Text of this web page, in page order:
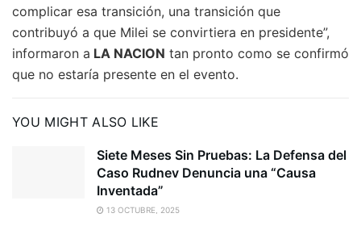
complicar esa transición, una transición que
contribuyó a que Milei se convirtiera en presidente”,
informaron a LA NACION tan pronto como se confirmó
que no estaría presente en el evento.
YOU MIGHT ALSO LIKE
Siete Meses Sin Pruebas: La Defensa del
Caso Rudnev Denuncia una “Causa
Inventada”
13 OCTUBRE, 2025